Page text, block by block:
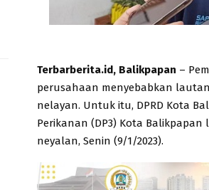
Terbarberita.id, Balikpapan –
perusahaan menyebabkan
nelayan. Untuk itu, DPRD Kota
Perikanan (DP3) Kota
neyalan, Senin (9/1/2023).